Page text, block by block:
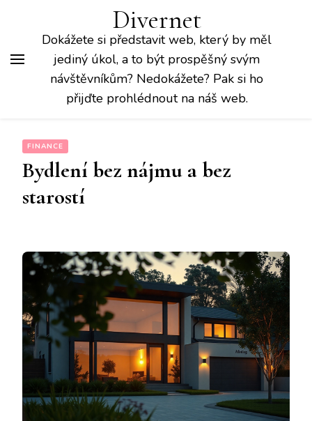
Divernet
Dokážete si představit web, který by měl
jediný úkol, a to být prospěšný svým
návštěvníkům? Nedokážete? Pak si ho
přijďte prohlédnout na náš web.
FINANCE
Bydlení bez nájmu a bez
starostí